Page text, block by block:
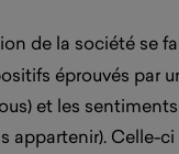
de la société se
éprouvés par
et les
appartenir). Celle-